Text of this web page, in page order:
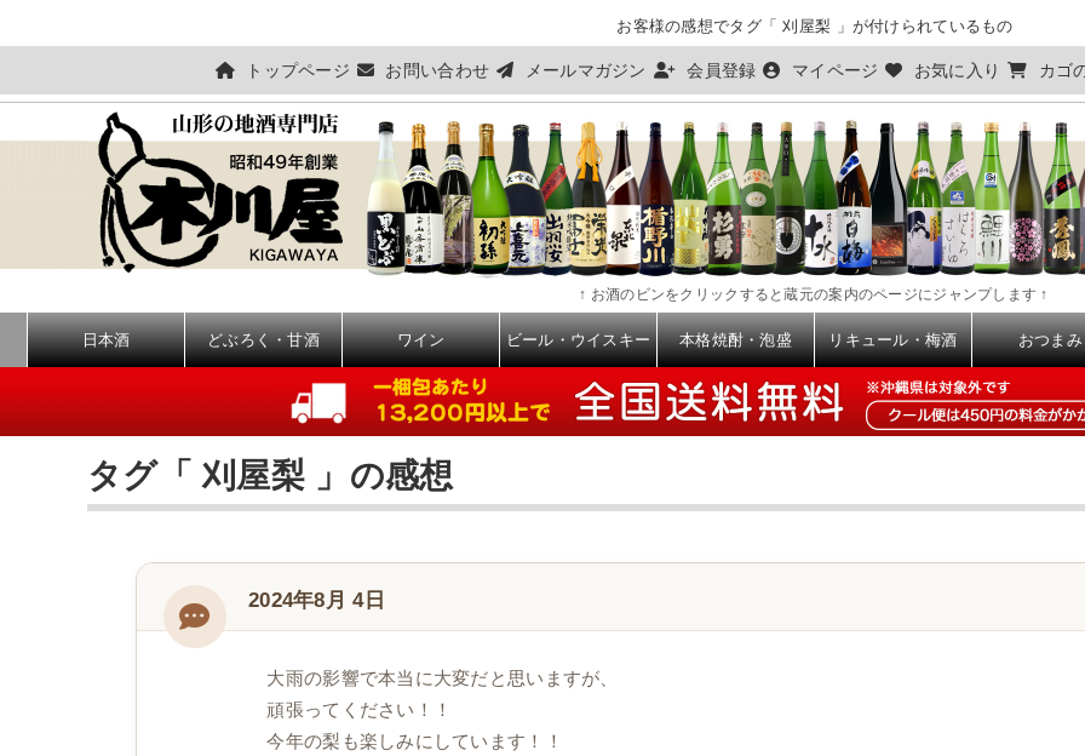
お客様の感想でタグ「 刈屋梨 」が付けられているもの
トップページ お問い合わせ メールマガジン 会員登録 マイページ お気に入り カゴ
↑ お酒のビンをクリックすると蔵元の案内のページにジャンプします ↑
日本酒 どぶろく・甘酒 ワイン ビール・ウイスキー 本格焼酎・泡盛 リキュール・梅酒 おつまみ
タグ「 刈屋梨 」の感想
2024年8月 4日
大雨の影響で本当に大変だと思いますが、
頑張ってください！！
今年の梨も楽しみにしています！！